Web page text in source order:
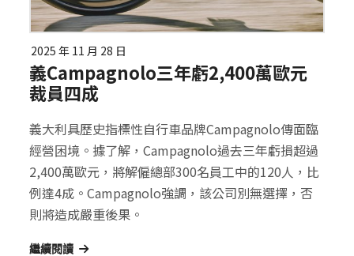
2025 年 11 月 28 日
義Campagnolo三年虧2,400萬歐元
裁員四成
義大利具歷史指標性自行車品牌Campagnolo傳面臨
經營困境。據了解，Campagnolo過去三年虧損超過
2,400萬歐元，將解僱總部300名員工中的120人，比
例達4成。Campagnolo強調，該公司別無選擇，否
則將造成嚴重後果。
繼續閱讀